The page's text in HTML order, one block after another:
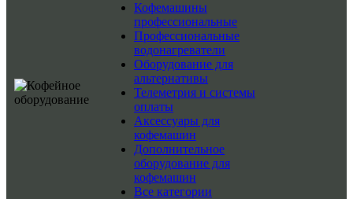
Кофемашины
профессиональные
Профессиональные
водонагреватели
Оборудование для
альтернативы
Телеметрия и системы
оплаты
Аксессуары для
кофемашин
Дополнительное
оборудование для
кофемашин
Все категории